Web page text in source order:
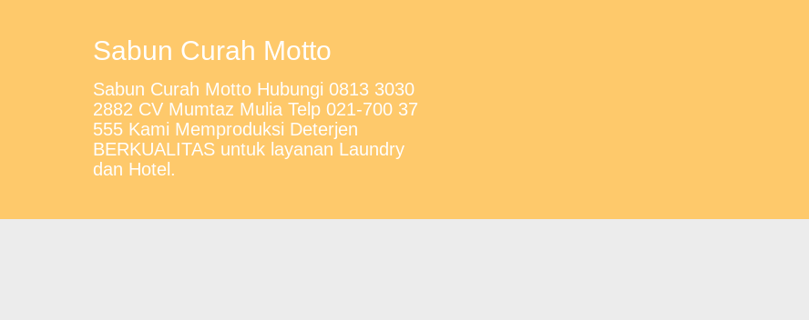
Sabun Curah Motto
Sabun Curah Motto Hubungi 0813 3030
2882 CV Mumtaz Mulia Telp 021-700 37
555 Kami Memproduksi Deterjen
BERKUALITAS untuk layanan Laundry
dan Hotel.